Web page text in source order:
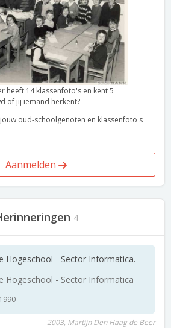
heeft 14 klassenfoto's en kent 5
of jij iemand herkent?
oud-schoolgenoten en klassenfoto's
Aanmelden
4
Hogeschool - Sector Informatica.
Hogeschool - Sector Informatica
2003, Martijn Den Haag de Beer